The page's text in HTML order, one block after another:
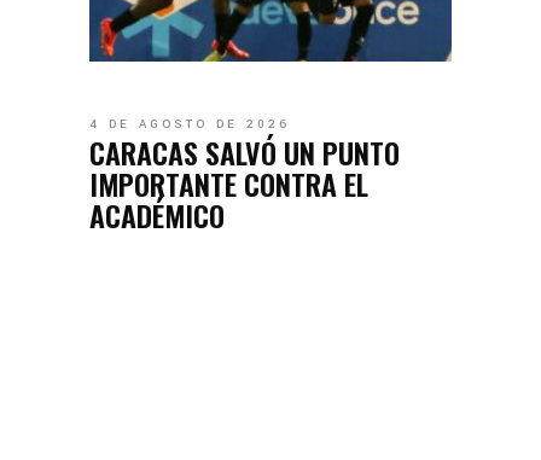
4 DE AGOSTO DE 2026
CARACAS SALVÓ UN PUNTO
IMPORTANTE CONTRA EL
ACADÉMICO